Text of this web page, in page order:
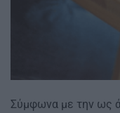
Σύμφωνα με την ως